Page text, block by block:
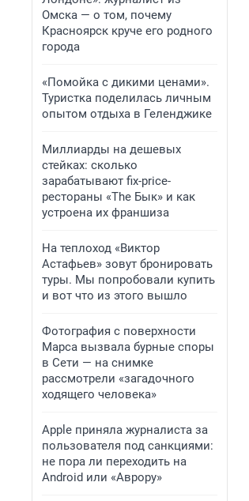
Омска — о том, почему
Красноярск круче его родного
города
«Помойка с дикими ценами».
Туристка поделилась личным
опытом отдыха в Геленджике
Миллиарды на дешевых
стейках: сколько
зарабатывают fix-price-
рестораны «The Бык» и как
устроена их франшиза
На теплоход «Виктор
Астафьев» зовут бронировать
туры. Мы попробовали купить
и вот что из этого вышло
Фотография с поверхности
Марса вызвала бурные споры
в Сети — на снимке
рассмотрели «загадочного
ходящего человека»
Apple приняла журналиста за
пользователя под санкциями:
не пора ли переходить на
Android или «Аврору»